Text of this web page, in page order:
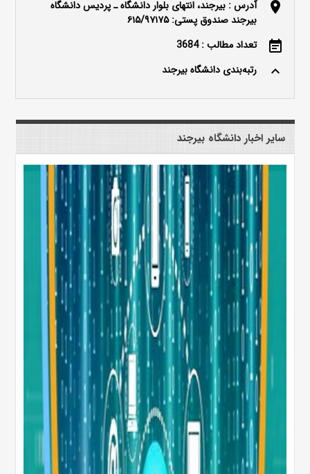
location_on
آدرس : بیرجند، انتهای بلوار دانشگاه ـ پردیس دانشگاه
بیرجند صندوق پستی: ۶۱۵/۹۷۱۷۵
event_note تعداد مطالب : 3684
keyboard_arrow_up رتبه‌بندی دانشگاه بیرجند
سایر اخبار دانشگاه بیرجند